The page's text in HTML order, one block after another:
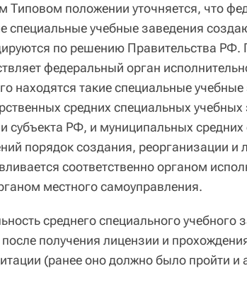
Типовом положении уточняется, что
специальные учебные заведения
по решению Правительства
федеральный орган
находятся такие специальные
средних специальных
субъекта РФ, и муниципальных
порядок создания, реорганизации и
соответственно органом
местного самоуправления.
среднего специального учебного
после получения лицензии и
(ранее оно должно было пройти и